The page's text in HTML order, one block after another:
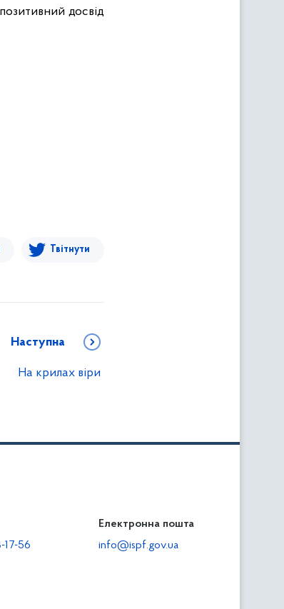
досвід
Твітнути
Наступна
На крилах віри
17-56
Електронна пошта
info@ispf.gov.ua